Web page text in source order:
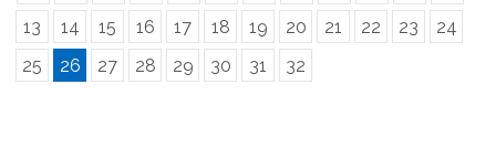
13
14 15 16 17 18 19 20 21 22 23
24
25
26 27 28 29 30 31 32